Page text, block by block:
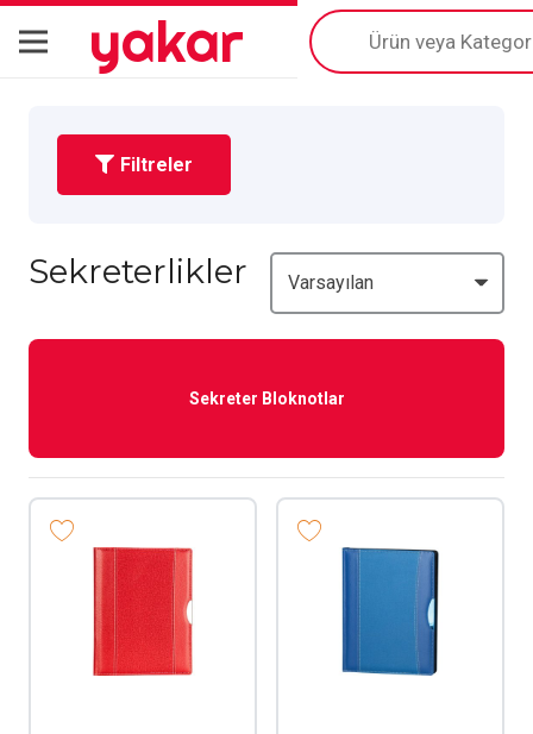
yakar
Products
search
Filtreler
Sekreterlikler
Sekreter Bloknotlar